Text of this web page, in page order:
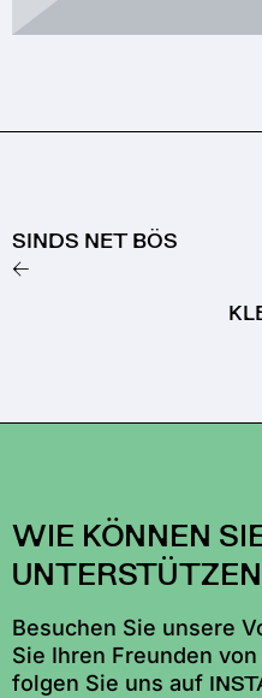
SINDS NET BÖS
←
WIE KÖNNEN
Besuchen Sie unsere
Sie Ihren Freunden
folgen Sie uns auf